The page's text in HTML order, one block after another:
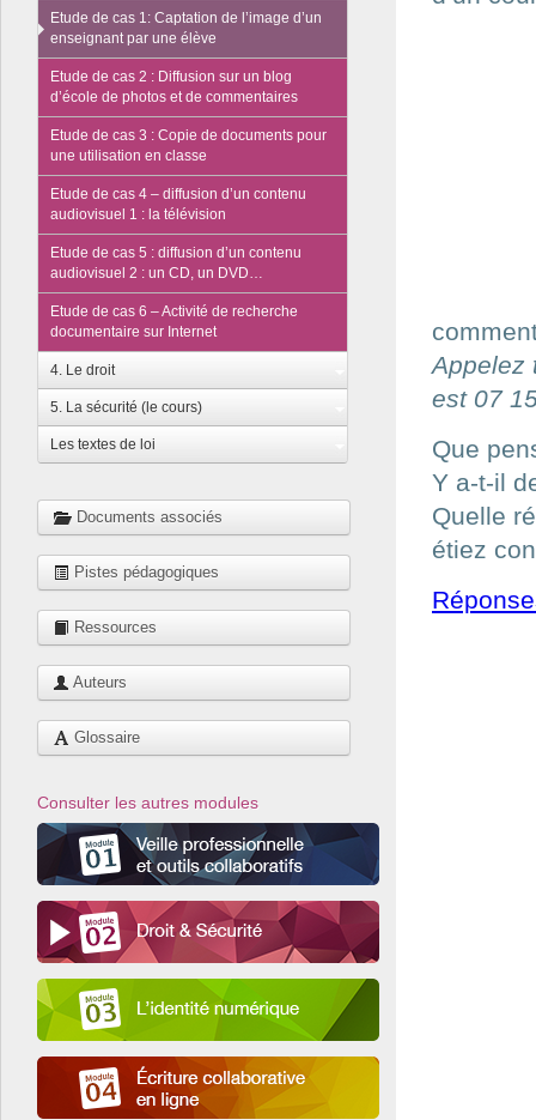
Etude de cas 1: Captation de l’image d’un
enseignant par une élève
Etude de cas 2 : Diffusion sur un blog
d’école de photos et de commentaires
Etude de cas 3 : Copie de documents pour
une utilisation en classe
Etude de cas 4 – diffusion d’un contenu
audiovisuel 1 : la télévision
Etude de cas 5 : diffusion d’un contenu
audiovisuel 2 : un CD, un DVD…
Etude de cas 6 – Activité de recherche
documentaire sur Internet
4. Le droit
5. La sécurité (le cours)
Les textes de loi
Documents associés
Pistes pédagogiques
Ressources
Auteurs
Glossaire
Consulter les autres modules
Appelez
est 07
Que
Y a-t-il
Quelle
étiez